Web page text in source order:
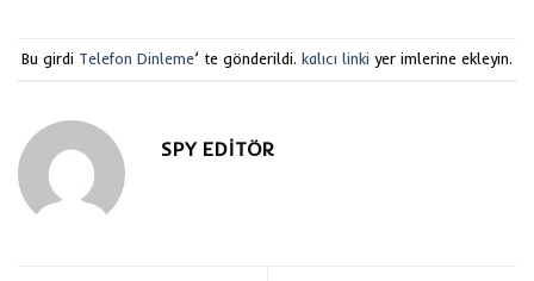
Bu girdi Telefon Dinleme’ te gönderildi. kalıcı linki yer imlerine ekleyin.
SPY EDITÖR